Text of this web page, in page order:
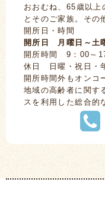
おおむね、65歳以上
とそのご家族。その
開所日・時間
開所日 月曜日～土
開所時間 9：00～
休日 日曜・祝日・
開所時間外もオンコ
地域の高齢者に関す
スを利用した総合的